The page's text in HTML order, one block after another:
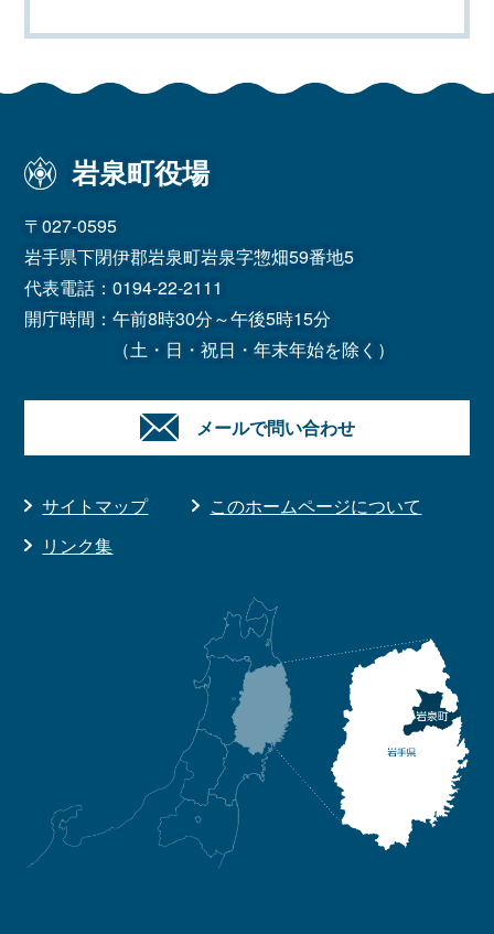
岩泉町役場
〒027-0595
岩手県下閉伊郡岩泉町岩泉字惣畑59番地5
代表電話：0194-22-2111
開庁時間：午前8時30分～午後5時15分
（土・日・祝日・年末年始を除く）
メールで問い合わせ
サイトマップ
このホームページについて
リンク集